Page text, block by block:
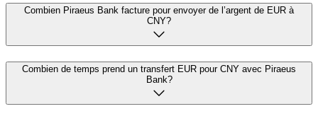
Combien Piraeus Bank facture pour envoyer de l’argent de EUR à
CNY?
Combien de temps prend un transfert EUR pour CNY avec Piraeus
Bank?